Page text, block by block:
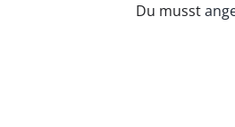
Du musst